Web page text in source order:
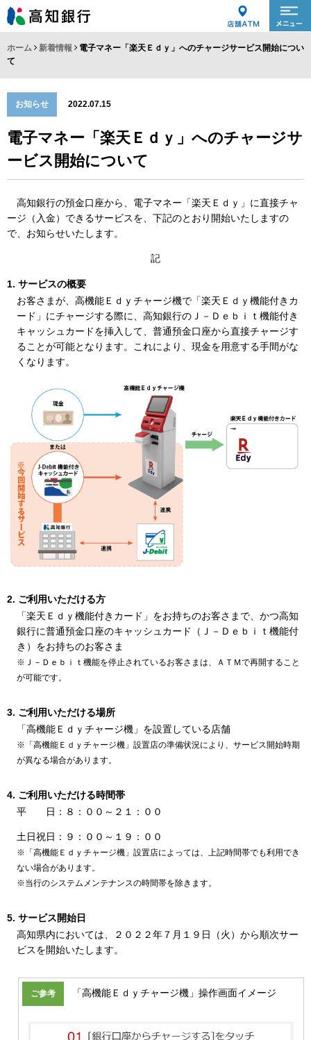
ホーム 新着情報
電子マネー「楽天Ｅｄｙ」へのチャージサービス開始につい
て
お知らせ 2022.07.15
電子マネー「楽天Ｅｄｙ」へのチャージサ
ービス開始について
高知銀行の預金口座から、電子マネー「楽天Ｅｄｙ」に直接チャ
ージ（入金）できるサービスを、下記のとおり開始いたしますの
で、お知らせいたします。
記
サービスの概要
お客さまが、高機能Ｅｄｙチャージ機で「楽天Ｅｄｙ機能付きカ
ード」にチャージする際に、高知銀行のＪ－Ｄｅｂｉｔ機能付き
キャッシュカードを挿入して、普通預金口座から直接チャージす
ることが可能となります。これにより、現金を用意する手間がな
くなります。
ご利用いただける方
「楽天Ｅｄｙ機能付きカード」をお持ちのお客さまで、かつ高知
銀行に普通預金口座のキャッシュカード（Ｊ－Ｄｅｂｉｔ機能付
き）をお持ちのお客さま
※Ｊ－Ｄｅｂｉｔ機能を停止されているお客さまは、ＡＴＭで再開すること
が可能です。
ご利用いただける場所
「高機能Ｅｄｙチャージ機」を設置している店舗
※「高機能Ｅｄｙチャージ機」設置店の準備状況により、サービス開始時期
が異なる場合があります。
ご利用いただける時間帯
平 日：８：００～２１：００
土日祝日：９：００～１９：００
※「高機能Ｅｄｙチャージ機」設置店によっては、上記時間帯でも利用でき
ない場合があります。
※当行のシステムメンテナンスの時間帯を除きます。
サービス開始日
高知県内においては、２０２２年７月１９日（火）から順次サー
ビスを開始いたします。
ご参考 「高機能Ｅｄｙチャージ機」操作画面イメージ